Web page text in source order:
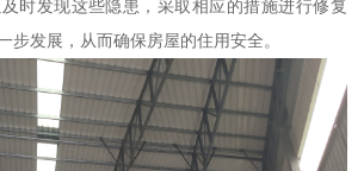
时发现这些隐患，采取相应的措施进行修复
步发展，从而确保房屋的住用安全。